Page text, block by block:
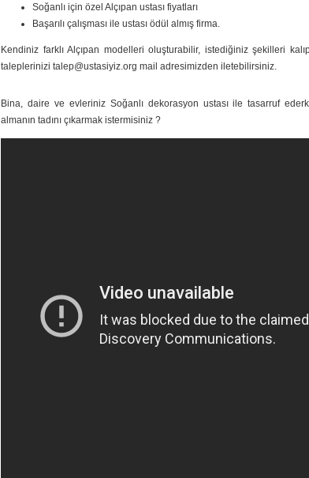
Soğanlı için özel Alçıpan ustası fiyatları
Başarılı çalışması ile ustası ödül almış firma.
Kendiniz farklı Alçıpan modelleri oluşturabilir, istediğiniz şekilleri
taleplerinizi talep@ustasiyiz.org mail adresimizden iletebilirsiniz.
Bina, daire ve evleriniz Soğanlı dekorasyon ustası ile tasarruf
almanın tadını çıkarmak istermisiniz ?